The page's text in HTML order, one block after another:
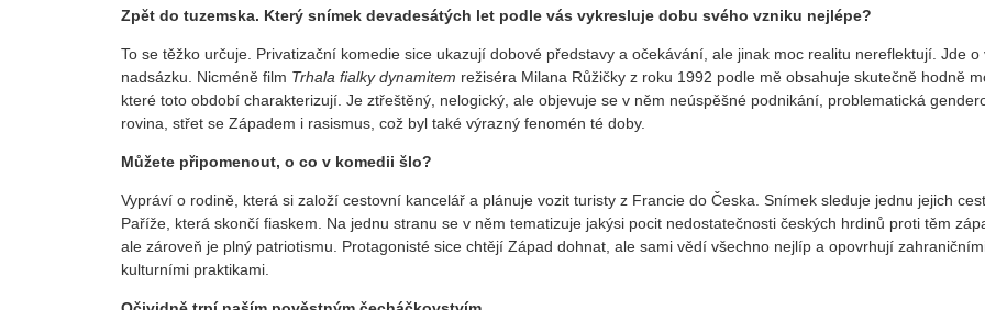
Zpět do tuzemska. Který snímek devadesátých let podle vás vykresluje dobu svého vzniku nejlépe?
To se těžko určuje. Privatizační komedie sice ukazují dobové představy a očekávání, ale jinak moc realitu nereflektují. Jde o
nadsázku. Nicméně film Trhala fialky dynamitem režiséra Milana Růžičky z roku 1992 podle mě obsahuje skutečně hodně
které toto období charakterizují. Je ztřeštěný, nelogický, ale objevuje se v něm neúspěšné podnikání, problematická
rovina, střet se Západem i rasismus, což byl také výrazný fenomén té doby.
Můžete připomenout, o co v komedii šlo?
Vypráví o rodině, která si založí cestovní kancelář a plánuje vozit turisty z Francie do Česka. Snímek sleduje jednu jejich
Paříže, která skončí fiaskem. Na jednu stranu se v něm tematizuje jakýsi pocit nedostatečnosti českých hrdinů proti těm
ale zároveň je plný patriotismu. Protagonisté sice chtějí Západ dohnat, ale sami vědí všechno nejlíp a opovrhují
kulturními praktikami.